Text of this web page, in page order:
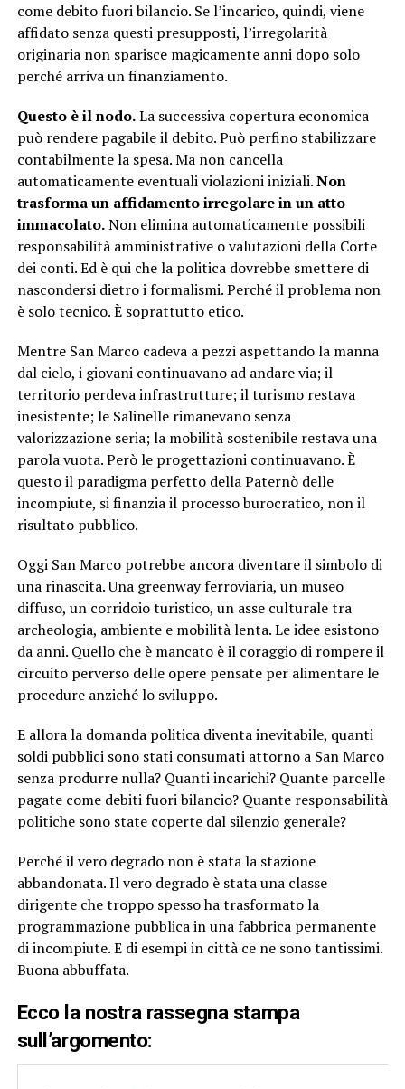
come debito fuori bilancio. Se l’incarico, quindi, viene
affidato senza questi presupposti, l’irregolarità
originaria non sparisce magicamente anni dopo solo
perché arriva un finanziamento.
Questo è il nodo.La successiva copertura economica
può rendere pagabile il debito. Può perfino stabilizzare
contabilmente la spesa. Ma non cancella
automaticamente eventuali violazioni iniziali.Non
trasforma un affidamento irregolare in un atto
immacolato.Non elimina automaticamente possibili
responsabilità amministrative o valutazioni della Corte
dei conti. Ed è qui che la politica dovrebbe smettere di
nascondersi dietro i formalismi. Perché il problema non
è solo tecnico. È soprattutto etico.
Mentre San Marco cadeva a pezzi aspettando la manna
dal cielo, i giovani continuavano ad andare via; il
territorio perdeva infrastrutture; il turismo restava
inesistente; le Salinelle rimanevano senza
valorizzazione seria; la mobilità sostenibile restava una
parola vuota. Però le progettazioni continuavano. È
questo il paradigma perfetto della Paternò delle
incompiute, si finanzia il processo burocratico, non il
risultato pubblico.
Oggi San Marco potrebbe ancora diventare il simbolo di
una rinascita. Una greenway ferroviaria, un museo
diffuso, un corridoio turistico, un asse culturale tra
archeologia, ambiente e mobilità lenta. Le idee esistono
da anni. Quello che è mancato è il coraggio di rompere il
circuito perverso delle opere pensate per alimentare le
procedure anziché lo sviluppo.
E allora la domanda politica diventa inevitabile, quanti
soldi pubblici sono stati consumati attorno a San Marco
senza produrre nulla? Quanti incarichi? Quante parcelle
pagate come debiti fuori bilancio? Quante responsabilità
politiche sono state coperte dal silenzio generale?
Perché il vero degrado non è stata la stazione
abbandonata. Il vero degrado è stata una classe
dirigente che troppo spesso ha trasformato la
programmazione pubblica in una fabbrica permanente
di incompiute. E di esempi in città ce ne sono tantissimi.
Buona abbuffata.
Ecco la nostra rassegna stampa
sull’argomento: